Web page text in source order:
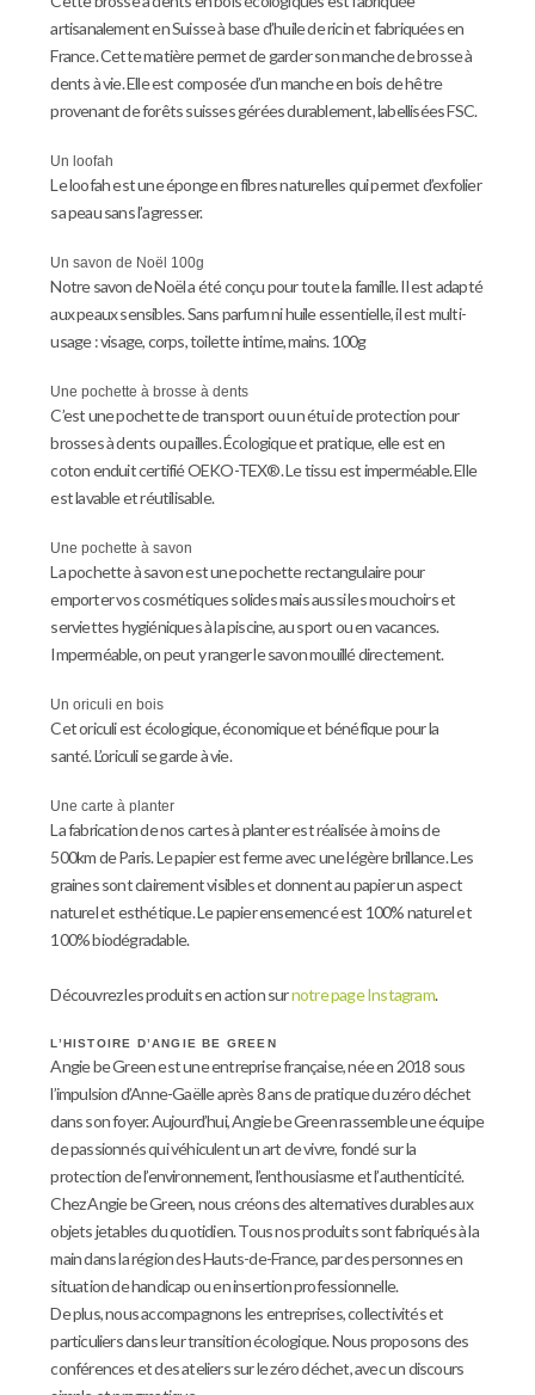
artisanalement en Suisse à base d’huile de ricin et fabriquées en
France. Cette matière permet de garder son manche de brosse à
dents à vie. Elle est composée d’un manche en bois de hêtre
provenant de forêts suisses gérées durablement, labellisées FSC.
Un loofah
Le loofah est une éponge en fibres naturelles qui permet d’exfolier
sa peau sans l’agresser.
Un savon de Noël 100g
Notre savon de Noël a été conçu pour toute la famille. Il est adapté
aux peaux sensibles. Sans parfum ni huile essentielle, il est multi-
usage : visage, corps, toilette intime, mains. 100g
Une pochette à brosse à dents
C’est une pochette de transport ou un étui de protection pour
brosses à dents ou pailles. Écologique et pratique, elle est en
coton enduit certifié OEKO-TEX®. Le tissu est imperméable. Elle
est lavable et réutilisable.
Une pochette à savon
La pochette à savon est une pochette rectangulaire pour
emporter vos cosmétiques solides mais aussi les mouchoirs et
serviettes hygiéniques à la piscine, au sport ou en vacances.
Imperméable, on peut y ranger le savon mouillé directement.
Un oriculi en bois
Cet oriculi est écologique, économique et bénéfique pour la
santé. L’oriculi se garde à vie.
Une carte à planter
La fabrication de nos cartes à planter est réalisée à moins de
500km de Paris. Le papier est ferme avec une légère brillance. Les
graines sont clairement visibles et donnent au papier un aspect
naturel et esthétique. Le papier ensemencé est 100% naturel et
100% biodégradable.
Découvrez les produits en action surnotre page Instagram.
L’HISTOIRE D’ANGIE BE GREEN
Angie be Green est une entreprise française, née en 2018 sous
l’impulsion d’Anne-Gaëlle après 8 ans de pratique du zéro déchet
dans son foyer. Aujourd’hui, Angie be Green rassemble une équipe
de passionnés qui véhiculent un art de vivre, fondé sur la
protection de l’environnement, l’enthousiasme et l’authenticité.
Chez Angie be Green, nous créons des alternatives durables aux
objets jetables du quotidien. Tous nos produits sont fabriqués à la
main dans la région des Hauts-de-France, par des personnes en
situation de handicap ou en insertion professionnelle.
De plus, nous accompagnons les entreprises, collectivités et
particuliers dans leur transition écologique. Nous proposons des
conférences et des ateliers sur le zéro déchet, avec un discours